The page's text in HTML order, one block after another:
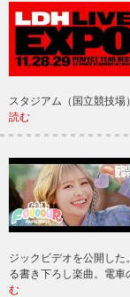
スタジアム（国立競技
読む
ジックビデオを公開し
る書き下ろし楽曲。電
む